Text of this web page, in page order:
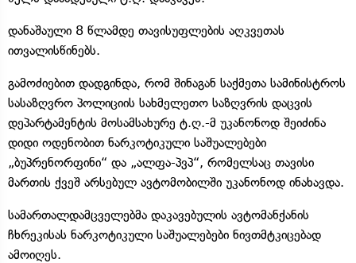
დანაშაული 8 წლამდე თავისუფლების აღკვეთას
ითვალისწინებს.
გამოძიებით დადგინდა, რომ შინაგან საქმეთა სამინისტროს
სასაზღვრო პოლიციის სახმელეთო საზღვრის დაცვის
დეპარტამენტის მოსამსახურე ტ.ღ.-მ უკანონოდ შეიძინა
დიდი ოდენობით ნარკოტიკული საშუალებები
„ბუპრენორფინი“ და „ალფა-პვპ“, რომელსაც თავისი
მართის ქვეშ არსებულ ავტომობილში უკანონოდ ინახავდა.
სამართალდამცველებმა დაკავებულის ავტომანქანის
ჩხრეკისას ნარკოტიკული საშუალებები ნივთმტკიცებად
ამოიღეს.